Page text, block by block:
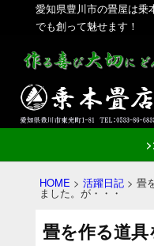
愛知県豊川市の畳屋は乗
でも創って魅せます！
HOME > 活躍日記> 畳
ました。が・・・
畳を作る道